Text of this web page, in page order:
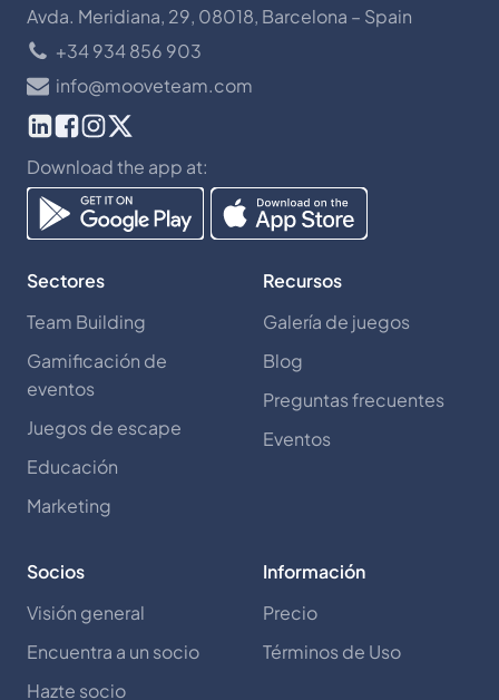
Avda. Meridiana, 29, 08018, Barcelona – Spain
+34 934 856 903
info@mooveteam.com
Download the app at:
Sectores
Team Building
Gamificación de
eventos
Juegos de escape
Educación
Marketing
Recursos
Galería de juegos
Blog
Preguntas frecuentes
Eventos
Socios
Visión general
Encuentra a un socio
Hazte socio
Información
Precio
Términos de Uso